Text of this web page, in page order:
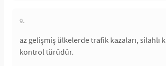
9.
az gelişmiş ülkelerde trafik kazaları, silahlı
kontrol türüdür.